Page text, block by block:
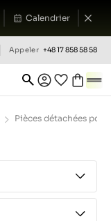
Calendrier
Appeler +48 17 858 58 58
Pièces détachées